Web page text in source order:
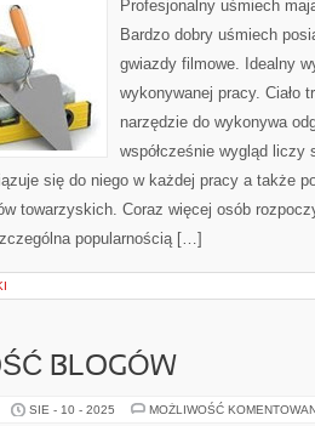
Profesjonalny uśmiech
Bardzo dobry uśmiech
gwiazdy filmowe. Idealny
wykonywanej pracy. Ciało
narzędzie do wykonywa
współcześnie wygląd liczy
się do niego w każdej pracy a także
towarzyskich. Coraz więcej osób
popularnością […]
BLOGÓW
SIE - 10 - 2025 MOŻLIWOŚĆ